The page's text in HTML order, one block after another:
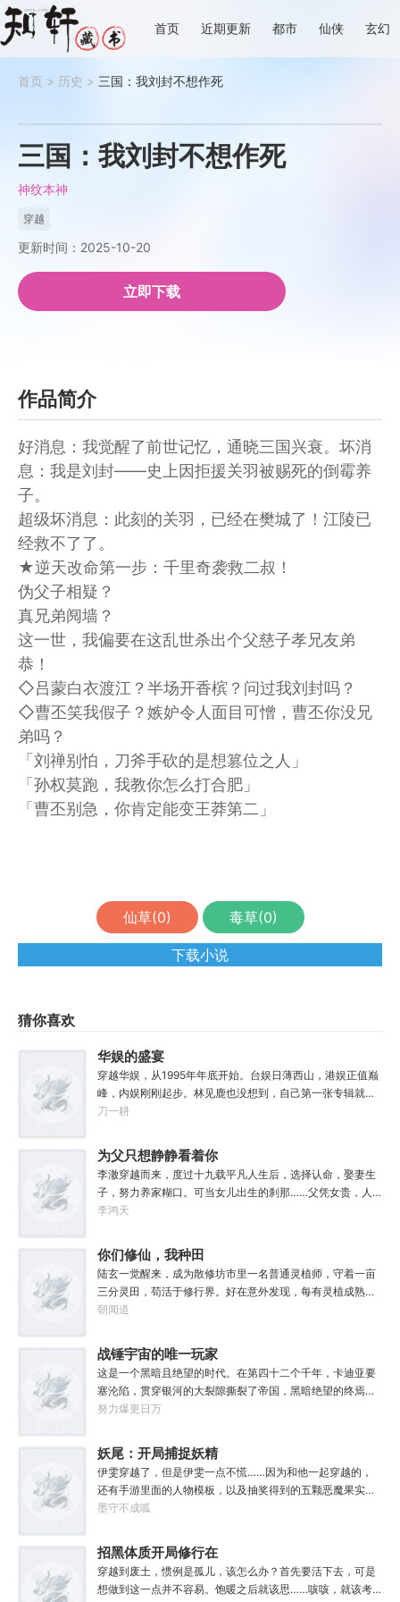
首页 近期更新 都市 仙侠 玄幻
首页 > 历史 > 三国：我刘封不想作死
三国：我刘封不想作死
神纹本神
穿越
更新时间：2025-10-20
立即下载
作品简介
好消息：我觉醒了前世记忆，通晓三国兴衰。坏消
息：我是刘封——史上因拒援关羽被赐死的倒霉养
子。
超级坏消息：此刻的关羽，已经在樊城了！江陵已
经救不了了。
★逆天改命第一步：千里奇袭救二叔！
伪父子相疑？
真兄弟阋墙？
这一世，我偏要在这乱世杀出个父慈子孝兄友弟
恭！
◇吕蒙白衣渡江？半场开香槟？问过我刘封吗？
◇曹丕笑我假子？嫉妒令人面目可憎，曹丕你没兄
弟吗？
「刘禅别怕，刀斧手砍的是想篡位之人」
「孙权莫跑，我教你怎么打合肥」
「曹丕别急，你肯定能变王莽第二」
仙草(0) 毒草(0)
下载小说
猜你喜欢
华娱的盛宴
穿越华娱，从1995年年底开始。台娱日薄西山，港娱正值巅
峰，内娱刚刚起步。林见鹿也没想到，自己第一张专辑就直
接打穿了两岸三地，直接封王了。这还怎么退休？
刀一耕
为父只想静静看着你
长生
李澈穿越而来，度过十九载平凡人生后，选择认命，娶妻生
子，努力养家糊口。可当女儿出生的刹那……父凭女贵，人
生不再平凡。……女儿平安出生，你获得道果【仙工】女儿
无灾，获得道果【无垢心】女儿三岁，活泼机灵，获得道果
【棋圣】女儿四岁、五岁、六岁…………李澈发现，女儿每长
大一岁，他便可凝聚出一颗道果，加持己身。从此以后，李
澈有了一个朴实无华的愿望。一岁一道果，默默守长生。为
父只想……从老婆孩子热炕头开始，心平气和的守护女儿长
间。
李鸿天
你们修仙，我种田
陆玄一觉醒来，成为散修坊市里一名普通灵植师，守着一亩
三分灵田，苟活于修行界。好在意外发现，每有灵植成熟，
自己便能得到额外奖励。收获剑草一株，获得剑丸一枚。收
焰丹丹方一张。……从此，他便安分守住自家灵田，坐看修
行界风起云涌，沧海桑田。“什么切磋斗法，秘境探索，寻仙
缘，得法宝……通通与我无关！”“我只想安安静静的种田。”
朝闻道
战锤宇宙的唯一玩家
这是一个黑暗且绝望的时代。在第四十二个千年，卡迪亚要
塞沦陷，贯穿银河的大裂隙撕裂了帝国，黑暗绝望的终焉时
代降临。人类的命运似乎已被注定，要在无休止的恐怖战争
失的来到这个世界。“剧情对话什么的最烦人了，统统跳
过。”“我不想知道为什么，我只想大开杀戒。”基里曼：达奇
是个优秀的战士，就是不爱听人话，每次想和他说些什么，
他都要跳过。塔拉辛：我很好奇，他是怎么把恒星敲成一个
个方块的。钛族：对那家伙来说，物理学已经不存在了。恐
孩子抓了，把他们洗得白白净净的，这种羞辱让我悲愤欲
绝。奸奇：一切变化都是命运的一部分，但命运被那个混蛋
给打碎了。色孽：其实达奇已经被我腐化了，但我不敢告诉
努力爆更日万
妖尾：开局捕捉妖精
女王艾露莎
伊雯穿越了，但是伊雯一点不慌……因为和他一起穿越的，
还有手游里面的人物模板，以及抽奖得到的五颗恶魔果实。
伊雯自认自己可以依靠首充六块得到的特殊体质，以及背包
双眼的伊雯看到了一头绯红色的巨龙。伊雯这才知道，这根
本就不是海贼王，是妖精的尾巴！开局捕捉艾露莎？开局被
艾琳捕捉！
墨守不成呱
招黑体质开局修行在
废土
穿越到废土，惯例是孤儿，该怎么办？首先要活下去，可是
想做到这一点并不容易。饱暖之后就该思……咳咳，就该考